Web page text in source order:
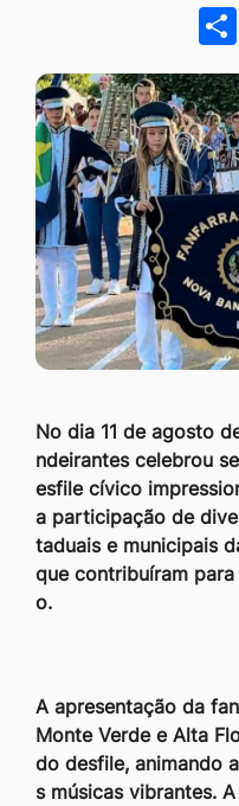
No dia 11 de agosto
ndeirantes celebrou
esfile cívico
a participação de
taduais e municipais
que contribuíram
o.
A apresentação da
Monte Verde e Alta
do desfile, animando
s músicas vibrantes.